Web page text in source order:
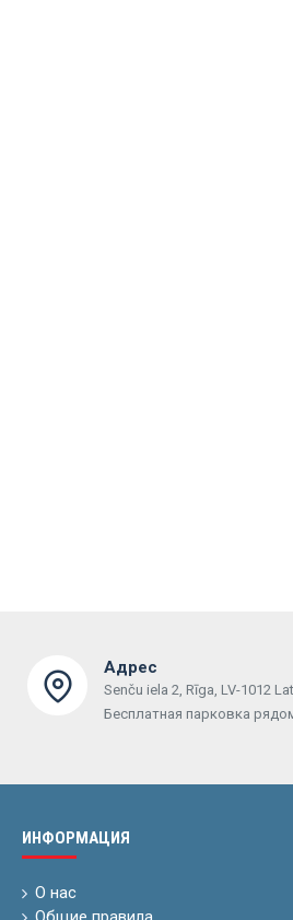
Адрес
Senču iela 2, Rīga, LV-1012
Бесплатная парковка
ИНФОРМАЦИЯ
О нас